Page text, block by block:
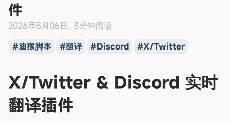
件
2026年8月06日
3分钟阅读
油猴脚本
翻译 Discord X/Twitter
X/Twitter & Discord 实时
翻译插件